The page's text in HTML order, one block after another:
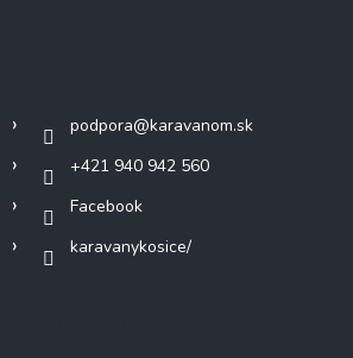
podpora@karavanom.sk
+421 940 942 560
Facebook
karavanykosice/